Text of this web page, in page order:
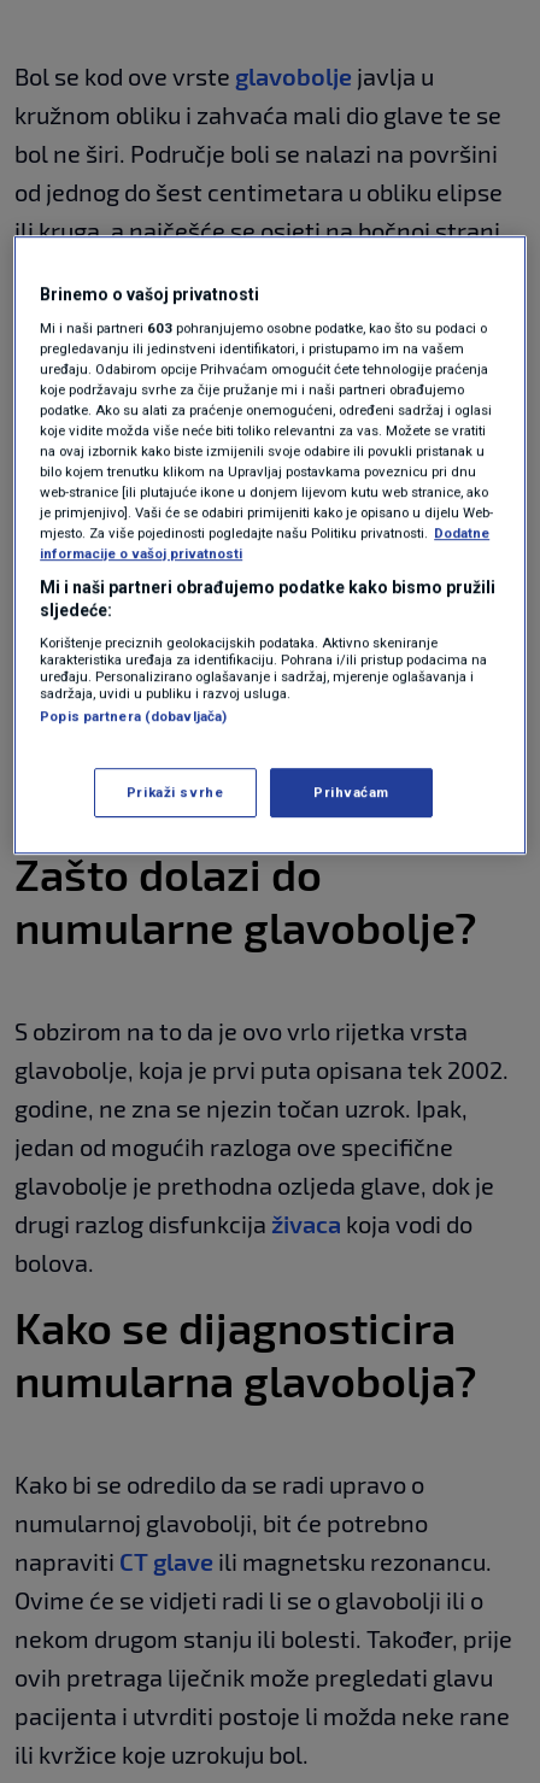
Bol se kod ove vrste glavobolje javlja u
kružnom obliku i zahvaća mali dio glave te se
bol ne širi. Područje boli se nalazi na površini
od jednog do šest centimetara u obliku elipse
ili kruga, a najčešće se osjeti na bočnoj strani
probadajuća, oštra, a može biti srednjeg ili
pojačanog intenziteta, te se može osjetiti i
pritisak. Bol je neprekidna, istog intenziteta s
povremenim jačim napadajima.
Kod nekih ljudi će ovo područje biti i bolno na
dodir, a mogu se pojaviti i trnci ili ukočenost
nakon glavobolje. Bol može trajati od nekoliko
minuta do nekoliko sati ili čak dana. Iako je
slična kaomigrena, ne prati je povraćanje,
mučnina kao ni osjetljivost na svijetlo ili
zvukove. Također, moguće je istovremeno
imati migrenu i numularnu glavobolju, iako one
nisu povezane.
Zašto dolazi do
numularne glavobolje?
S obzirom na to da je ovo vrlo rijetka vrsta
glavobolje, koja je prvi puta opisana tek 2002.
godine, ne zna se njezin točan uzrok. Ipak,
jedan od mogućih razloga ove specifične
glavobolje je prethodna ozljeda glave, dok je
drugi razlog disfunkcija živaca koja vodi do
bolova.
Kako se dijagnosticira
numularna glavobolja?
Kako bi se odredilo da se radi upravo o
numularnoj glavobolji, bit će potrebno
napraviti CT glave ili magnetsku rezonancu.
Ovime će se vidjeti radi li se o glavobolji ili o
nekom drugom stanju ili bolesti. Također, prije
ovih pretraga liječnik može pregledati glavu
pacijenta i utvrditi postoje li možda neke rane
ili kvržice koje uzrokuju bol.
Brinemo o vašoj privatnosti
Mi i naši partneri 603 pohranjujemo osobne podatke, kao što su podaci o
pregledavanju ili jedinstveni identifikatori, i pristupamo im na vašem
uređaju. Odabirom opcije Prihvaćam omogućit ćete tehnologije praćenja
koje podržavaju svrhe za čije pružanje mi i naši partneri obrađujemo
podatke. Ako su alati za praćenje onemogućeni, određeni sadržaj i oglasi
koje vidite možda više neće biti toliko relevantni za vas. Možete se vratiti
na ovaj izbornik kako biste izmijenili svoje odabire ili povukli pristanak u
bilo kojem trenutku klikom na Upravljaj postavkama poveznicu pri dnu
web-stranice [ili plutajuće ikone u donjem lijevom kutu web stranice, ako
je primjenjivo]. Vaši će se odabiri primijeniti kako je opisano u dijelu Web-
mjesto. Za više pojedinosti pogledajte našu Politiku privatnosti. Dodatne
informacije o vašoj privatnosti
Mi i naši partneri obrađujemo podatke kako bismo pružili
sljedeće:
Korištenje preciznih geolokacijskih podataka. Aktivno skeniranje
karakteristika uređaja za identifikaciju. Pohrana i/ili pristup podacima na
uređaju. Personalizirano oglašavanje i sadržaj, mjerenje oglašavanja i
sadržaja, uvidi u publiku i razvoj usluga.
Popis partnera (dobavljača)
Prikaži svrhe Prihvaćam